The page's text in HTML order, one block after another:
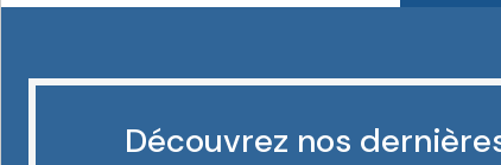
Découvrez nos